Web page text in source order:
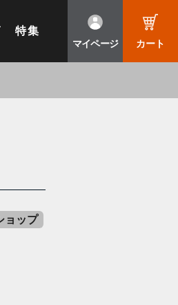
特集
マイページ カート
ョップ